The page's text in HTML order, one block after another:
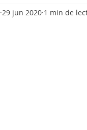
29 jun 2020 1 min de